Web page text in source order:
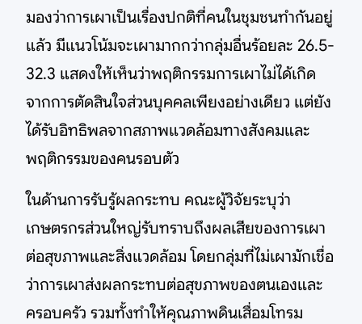
มองว่าการเผาเป็นเรื่องปกติที่คนในชุมชนทำกันอยู่
แล้ว มีแนวโน้มจะเผามากกว่ากลุ่มอื่นร้อยละ 26.5-
32.3 แสดงให้เห็นว่าพฤติกรรมการเผาไม่ได้เกิด
จากการตัดสินใจส่วนบุคคลเพียงอย่างเดียว แต่ยัง
ได้รับอิทธิพลจากสภาพแวดล้อมทางสังคมและ
พฤติกรรมของคนรอบตัว
ในด้านการรับรู้ผลกระทบ คณะผู้วิจัยระบุว่า
เกษตรกรส่วนใหญ่รับทราบถึงผลเสียของการเผา
ต่อสุขภาพและสิ่งแวดล้อม โดยกลุ่มที่ไม่เผามักเชื่อ
ว่าการเผาส่งผลกระทบต่อสุขภาพของตนเองและ
ครอบครัว รวมทั้งทำให้คุณภาพดินเสื่อมโทรม